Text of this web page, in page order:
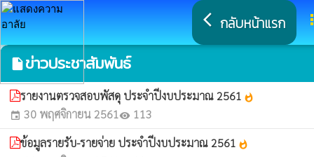
arrow_back_ios กลับหน้าแรก
insert_drive_fileข่าวประชาสัมพันธ์
รายงานตรวจสอบพัสดุ ประจำปีงบประมาณ 2561 whatshot
event 30 พฤศจิกายน 2561visibility 113
ข้อมูลรายรับ-รายจ่าย ประจำปีงบประมาณ 2561 whatshot